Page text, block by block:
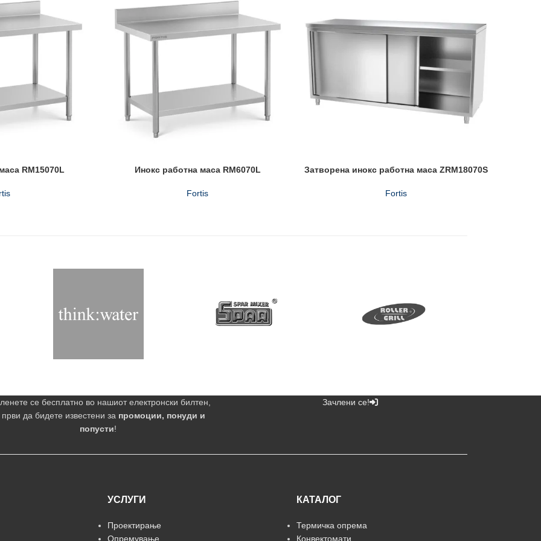
RM15070L Инокс работна маса RM6070L
Fortis
Затворена инокс работна маса ZRM18070S
Fortis
се бесплатно во нашиот електронски билтен,
први да бидете известени за промоции, понуди и
попусти!
Зачлени се!
УСЛУГИ
Проектирање
Опремување
КАТАЛОГ
Термичка опрема
Конвектомати